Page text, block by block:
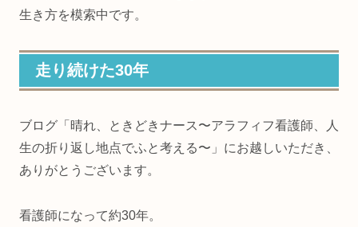
生き方を模索中です。
走り続けた30年
ブログ「晴れ、ときどきナース〜アラフィフ看護師、人
生の折り返し地点でふと考える〜」にお越しいただき、
ありがとうございます。
看護師になって約30年。